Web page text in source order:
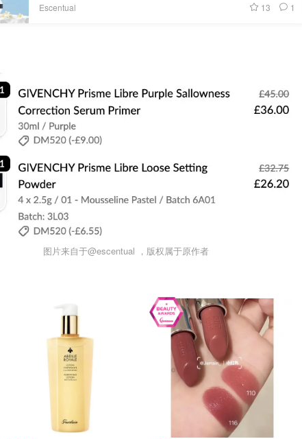
Escentual 13 1
图片来自于@escentual ，版权属于原作者